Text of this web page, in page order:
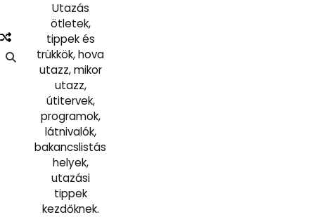
Utazás
ötletek,
tippek és
trükkök, hova
utazz, mikor
utazz,
útitervek,
programok,
látnivalók,
bakancslistás
helyek,
utazási
tippek
kezdőknek.